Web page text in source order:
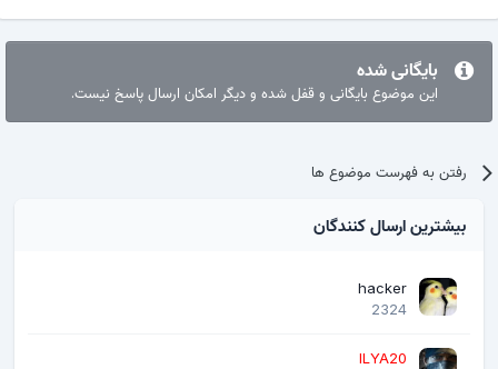
بایگانی شده
این موضوع بایگانی و قفل شده و دیگر امکان ارسال پاسخ نیست.
رفتن به فهرست موضوع ها
بیشترین ارسال کنندگان
hacker
2324
ILYA20